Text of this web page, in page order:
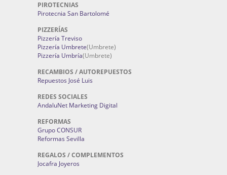
PIROTECNIAS
Pirotecnia San Bartolomé
PIZZERÍAS
Pizzería Treviso
Pizzería Umbrete(Umbrete)
Pizzería Umbría(Umbrete)
RECAMBIOS / AUTOREPUESTOS
Repuestos José Luis
REDES SOCIALES
AndaluNet Marketing Digital
REFORMAS
Grupo CONSUR
Reformas Sevilla
REGALOS / COMPLEMENTOS
Jocafra Joyeros